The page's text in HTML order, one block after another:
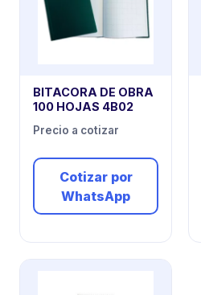
BITACORA DE OBRA
100 HOJAS 4B02
Precio a cotizar
Cotizar por
WhatsApp